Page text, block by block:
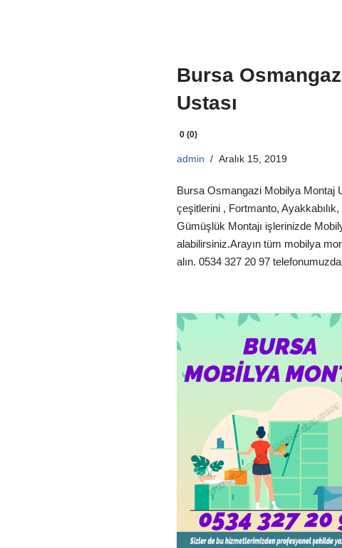
Bursa
Ustası
0 (0)
admin Aralık 15, 2019
Bursa Osmangazi Mobilya Montaj
çeşitlerini , Fortmanto,
Gümüşlük Montajı işlerinizde
alabilirsiniz.Arayın tüm mobilya
alın. 0534 327 20 97